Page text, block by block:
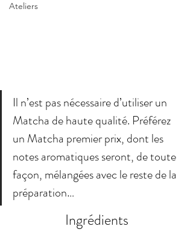
Ateliers
Il n’est pas nécessaire d’utiliser un
Matcha de haute qualité. Préférez
un Matcha premier prix, dont les
notes aromatiques seront, de toute
façon, mélangées avec le reste de la
préparation…
Ingrédients